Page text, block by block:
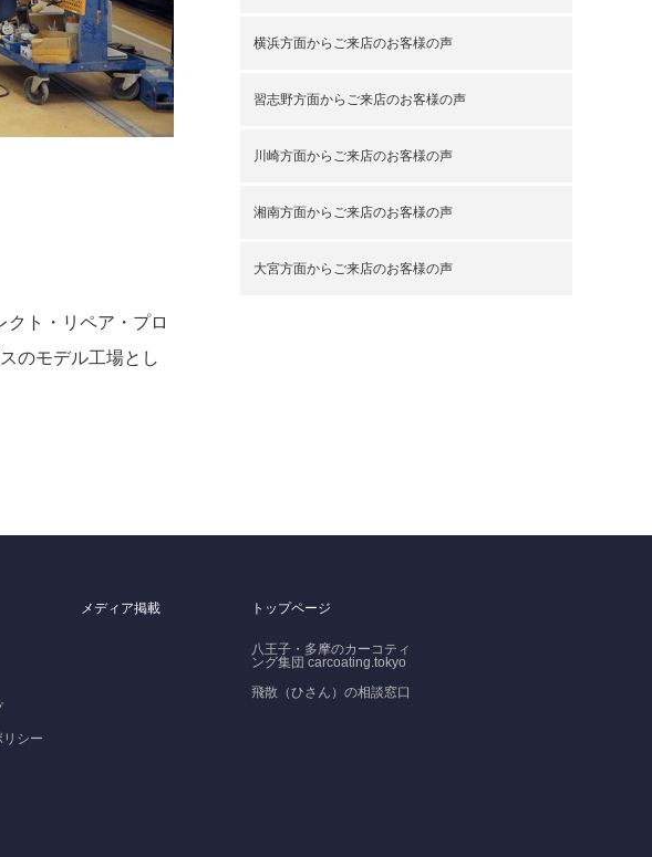
ト・リペア・プロ
のモデル工場とし
横浜方面からご来店のお客様の声
習志野方面からご来店のお客様の声
川崎方面からご来店のお客様の声
湘南方面からご来店のお客様の声
大宮方面からご来店のお客様の声
シー
メディア掲載 トップページ
八王子・多摩のカーコティ
ング集団 carcoating.tokyo
飛散（ひさん）の相談窓口